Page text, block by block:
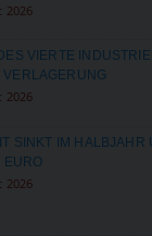
2026
VIERTE
VERLAGERUNG
2026
SINKT IM HALBJAHR
EURO
2026